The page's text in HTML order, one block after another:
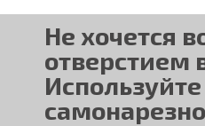
Не хочется
отверстием
Используйте